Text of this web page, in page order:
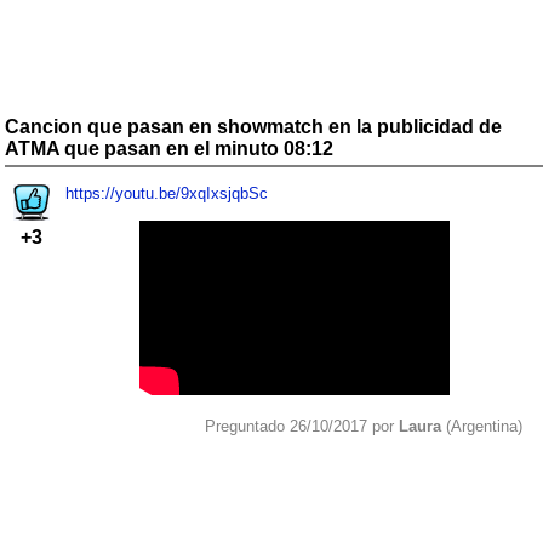
Cancion que pasan en showmatch en la publicidad de
ATMA que pasan en el minuto 08:12
+3
https://youtu.be/9xqIxsjqbSc
Preguntado 26/10/2017 por Laura (Argentina)